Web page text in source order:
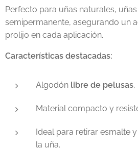
Perfecto para uñas naturales,
semipermanente, asegurando un
prolijo en cada aplicación.
Características destacadas:
Algodón libre de pelusas,
Material compacto y
Ideal para retirar esmalte
la uña.